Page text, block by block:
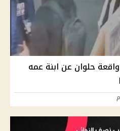
حلوان عن ابنة عمه